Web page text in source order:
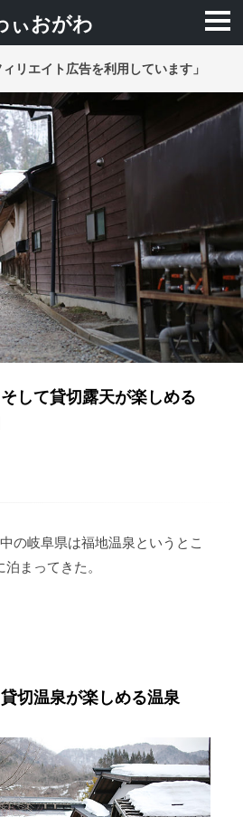
ぃおがわ
リエイト広告を利用しています」
して貸切露天が楽しめる
の岐阜県は福地温泉というとこ
まってきた。
切温泉が楽しめる温泉